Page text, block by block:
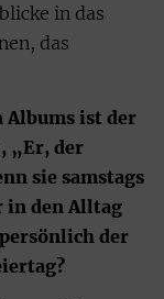
in das
das
Albums ist der
„Er, der
sie samstags
in den Alltag
der